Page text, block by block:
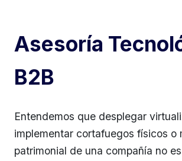
Asesoría
B2B
Entendemos que desplegar
implementar cortafuegos físicos o
patrimonial de una compañía no